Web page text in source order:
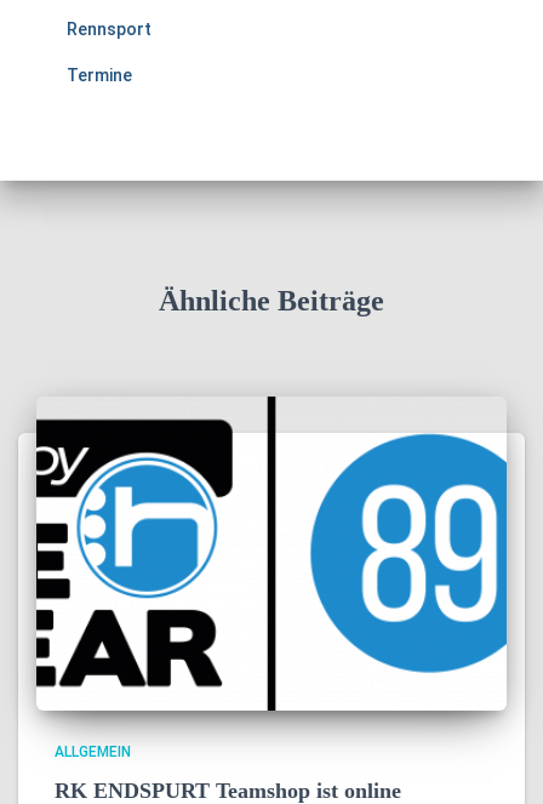
Rennsport
Termine
Ähnliche Beiträge
ALLGEMEIN
RK ENDSPURT Teamshop ist online